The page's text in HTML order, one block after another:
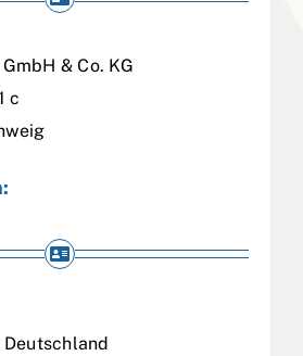
& Co. KG
c
Deutschland